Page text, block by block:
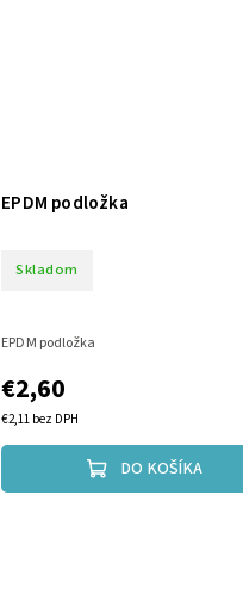
EPDM podložka
Skladom
€2,11 bez DPH
€2,60
DO KOŠÍKA
EPDM podložka